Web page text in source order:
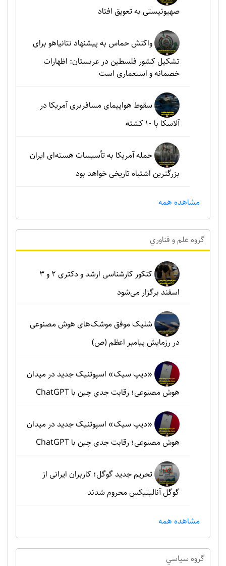
صهیونیستی به تعویق افتاد
واکنش حماس به پیشنهاد نتانیاهو برای
تشکیل کشور فلسطین در عربستان: اظهارات
خصمانه و استعماری است
سقوط هواپیمای مسافربری آمریکا در
آلاسکا با ۱۰ کشته
حمله آمریکا به تأسیسات هسته‌ای ایران
بزرگترین اشتباه تاریخی خواهد بود
مشاهده همه
گروه علم و فناوري
کنکور کارشناسی ارشد و دکتری ۲ و ۳
اسفند برگزار می‌شود
شلیک موفق موشک‌های هوش مصنوعی
در رزمایش پیامبر اعظم (ص)
«دیپ سیک» اسپوتنیک جدید در میدان
هوش مصنوعی؛ رقابت جدی چین با ChatGPT
«دیپ سیک» اسپوتنیک جدید در میدان
هوش مصنوعی؛ رقابت جدی چین با ChatGPT
تحریم جدید گوگل؛ کاربران ایرانی از
گوگل آنالیتیکس محروم شدند
مشاهده همه
گروه سياسي